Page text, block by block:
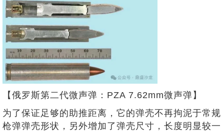
【俄罗斯第二代微声弹：PZA 7.62mm微声弹】
为了保证足够的助推距离，它的弹壳不再拘泥于常规
枪弹弹壳形状，另外增加了弹壳尺寸，长度明显较一